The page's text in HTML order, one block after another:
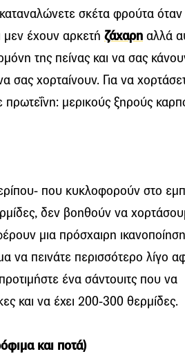
σκέτα φρούτα όταν
έχουν αρκετή ζάχαρη αλλά
της πείνας και να σας
σας χορταίνουν. Για να
μερικούς ξηρούς
που κυκλοφορούν στο
δεν βοηθούν να
μια πρόσχαιρη
να πεινάτε περισσότερο λίγο
ένα σάντουιτς που να
και να έχει 200-300 θερμίδες.
και ποτά)